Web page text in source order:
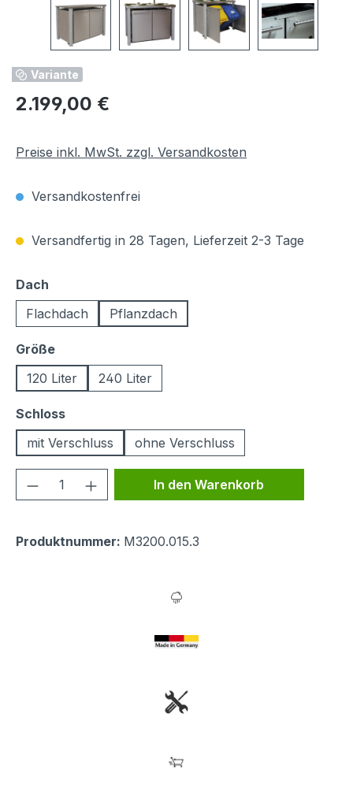
Variante
Regulärer Preis:
2.199,00 €
Preise inkl. MwSt. zzgl. Versandkosten
Versandkostenfrei
Versandfertig in 28 Tagen, Lieferzeit 2-3 Tage
Dach
Flachdach
Pflanzdach
Größeauswählen
120 Liter
240 Liter
Schlossauswählen
mit Verschluss
ohne Verschluss
Produkt Anzahl: Gib den
In den Warenkorb
Produktnummer: M3200.015.3